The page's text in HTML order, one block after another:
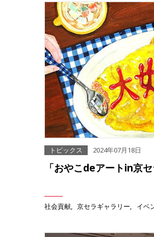
トピックス 2024年07月18日
「おやこdeアートin京
社会貢献 京セラギャラリー イベ